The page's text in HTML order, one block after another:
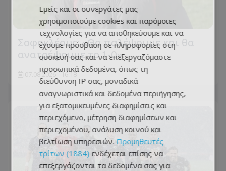
Σοφοκλέους: «Θα παλέψουμε και θα
ανατρέψουμε το 1-0»
07.08.2026 - 16:18
Εμείς και οι συνεργάτες μας
χρησιμοποιούμε cookies και παρόμοιες
τεχνολογίες για να αποθηκεύουμε και να
έχουμε πρόσβαση σε πληροφορίες στη
συσκευή σας και να επεξεργαζόμαστε
προσωπικά δεδομένα, όπως τη
διεύθυνση IP σας, μοναδικά
αναγνωριστικά και δεδομένα περιήγησης,
για εξατομικευμένες διαφημίσεις και
περιεχόμενο, μέτρηση διαφημίσεων και
περιεχομένου, ανάλυση κοινού και
βελτίωση υπηρεσιών. Προμηθευτές
τρίτων (1884) ενδέχεται επίσης να
επεξεργάζονται τα δεδομένα σας για